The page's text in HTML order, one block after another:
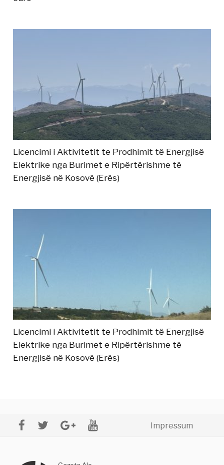
Licencimi i Aktivitetit te Prodhimit të Energjisë
Elektrike nga Burimet e Ripërtërishme të
Energjisë në Kosovë (Erës)
Licencimi i Aktivitetit te Prodhimit të Energjisë
Elektrike nga Burimet e Ripërtërishme të
Energjisë në Kosovë (Erës)
Impressum